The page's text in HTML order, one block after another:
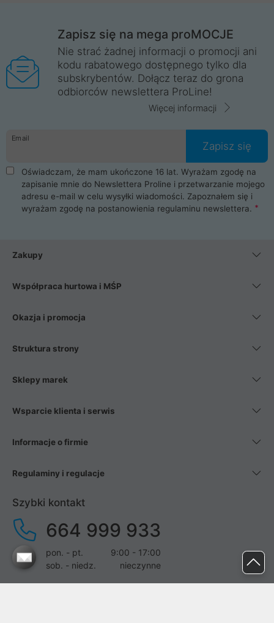
Zapisz się na mega proMOCJE
Nie strać żadnej informacji o promocji ani
kodu rabatowego dostępnego tylko dla
subskrybentów. Dołącz teraz do grona
odbiorców newslettera ProLine!
Więcej informacji
Email
Zapisz się
Oświadczam, że mam ukończone 16 lat. Wyrażam zgodę na
zapisanie mnie do Newslettera Proline i przetwarzanie mojego
adresu e-mail w celu wysyłki wiadomości. Zapoznałem się i
wyrażam zgodę na postanowienia regulaminu newslettera.
Zakupy
Współpraca hurtowa i MŚP
Okazja i promocja
Struktura strony
Sklepy marek
Wsparcie klienta i serwis
Informacje o firmie
Regulaminy i regulacje
Szybki kontakt
664 999 933
pon. - pt.
9:00 - 17:00
sob. - niedz.
nieczynne